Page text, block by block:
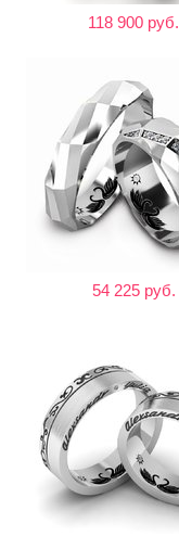
118 900 руб.
54 225 руб.